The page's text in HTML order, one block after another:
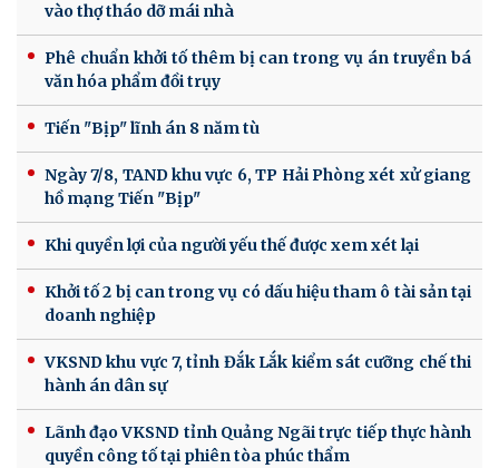
vào thợ tháo dỡ mái nhà
Phê chuẩn khởi tố thêm bị can trong vụ án truyền bá
văn hóa phẩm đồi trụy
Tiến "Bịp" lĩnh án 8 năm tù
Ngày 7/8, TAND khu vực 6, TP Hải Phòng xét xử giang
hồ mạng Tiến "Bịp"
Khi quyền lợi của người yếu thế được xem xét lại
Khởi tố 2 bị can trong vụ có dấu hiệu tham ô tài sản tại
doanh nghiệp
VKSND khu vực 7, tỉnh Đắk Lắk kiểm sát cưỡng chế thi
hành án dân sự
Lãnh đạo VKSND tỉnh Quảng Ngãi trực tiếp thực hành
quyền công tố tại phiên tòa phúc thẩm